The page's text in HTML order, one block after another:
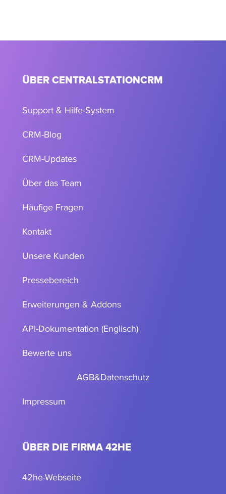
ÜBER CENTRALSTATIONCRM
Support & Hilfe-System
CRM-Blog
CRM-Updates
Über das Team
Häufige Fragen
Kontakt
Unsere Kunden
Pressebereich
Erweiterungen & Addons
API-Dokumentation (Englisch)
Bewerte uns
AGB&Datenschutz
Impressum
ÜBER DIE FIRMA 42HE
42he-Webseite